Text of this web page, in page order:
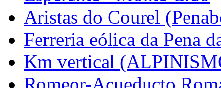
Aristas do Courel
Ferreria eólica da Pena
Km vertical
Romeor-Acueducto